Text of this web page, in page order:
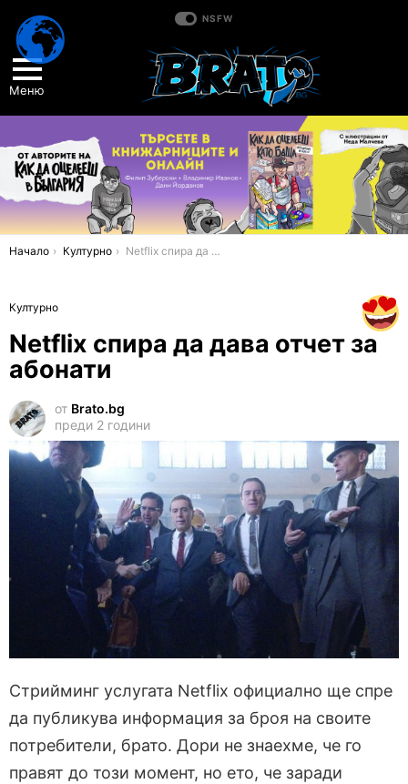
NSFW
Меню
You are here:
Начало Културно Netflix спира да дава отчет за абонати
Културно
Netflix спира да дава отчет за
абонати
от Brato.bg
преди 2 години
Стрийминг услугата Netflix официално ще спре
да публикува информация за броя на своите
потребители, брато. Дори не знаехме, че го
правят до този момент, но ето, че заради